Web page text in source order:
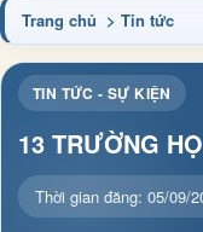
Trang chủ > Tin tức
TIN TỨC - SỰ KIỆN
13 TRƯỜNG
Thời gian đăng: 05/09/